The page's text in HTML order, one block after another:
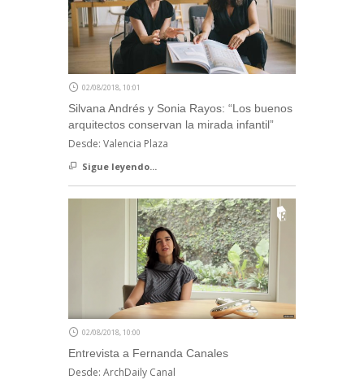
02/08/2018, 10:01
Silvana Andrés y Sonia Rayos: “Los buenos
arquitectos conservan la mirada infantil”
Desde: Valencia Plaza
Sigue leyendo...
02/08/2018, 10:00
Entrevista a Fernanda Canales
Desde: ArchDaily Canal